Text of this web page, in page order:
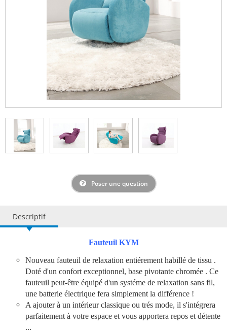
Poser une question
Descriptif
Fauteuil KYM
Nouveau fauteuil de relaxation entiérement habillé de tissu .
Doté d'un confort exceptionnel, base pivotante chromée . Ce
fauteuil peut-être équipé d'un systéme de relaxation sans fil,
une batterie électrique fera simplement la différence !
A ajouter à un intérieur classique ou trés mode, il s'intégrera
parfaitement à votre espace et vous apportera repos et détente
...